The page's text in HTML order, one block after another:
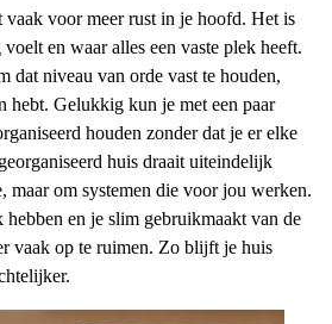
voor meer rust in je hoofd. Het is
en waar alles een vaste plek heeft.
dat niveau van orde vast te houden,
hebt. Gelukkig kun je met een paar
houden zonder dat je er elke
huis draait uiteindelijk
maar om systemen die voor jou werken.
hebben en je slim gebruikmaakt van de
vaak op te ruimen. Zo blijft je huis